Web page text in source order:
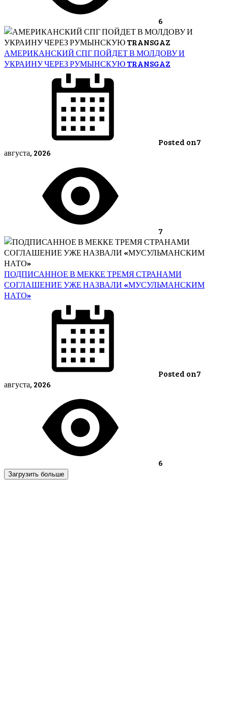
6
АМЕРИКАНСКИЙ СПГ ПОЙДЕТ В МОЛДОВУ И
УКРАИНУ ЧЕРЕЗ РУМЫНСКУЮ TRANSGAZ
Posted on7
августа, 2026
7
ПОДПИСАННОЕ В МЕККЕ ТРЕМЯ СТРАНАМИ
СОГЛАШЕНИЕ УЖЕ НАЗВАЛИ «МУСУЛЬМАНСКИМ
НАТО»
Posted on7
августа, 2026
6
Загрузить больше